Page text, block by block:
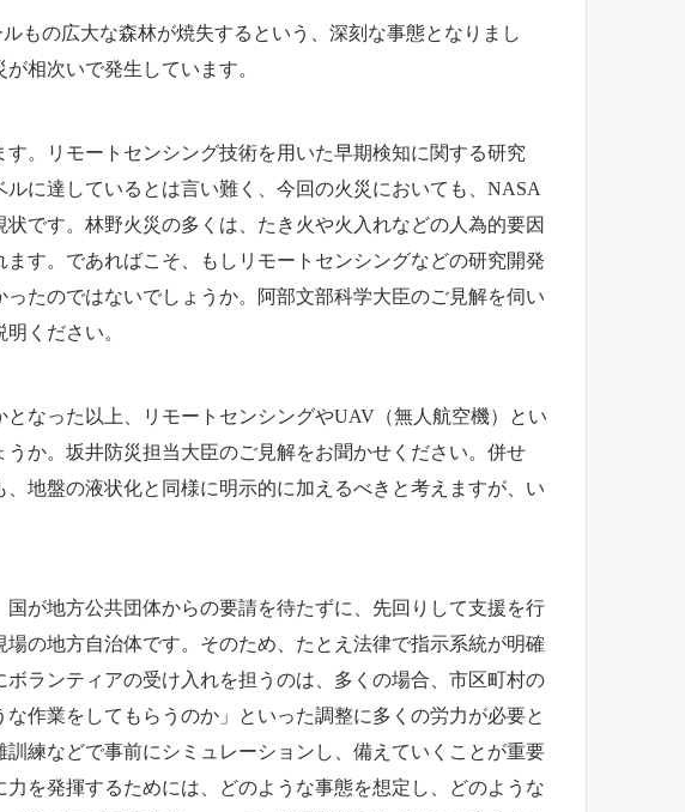
もの広大な森林が焼失するという、深刻な事態となりまし
相次いで発生しています。
。リモートセンシング技術を用いた早期検知に関する研究
に達しているとは言い難く、今回の火災においても、NASA
です。林野火災の多くは、たき火や火入れなどの人為的要因
す。であればこそ、もしリモートセンシングなどの研究開発
たのではないでしょうか。阿部文部科学大臣のご見解を伺い
ください。
なった以上、リモートセンシングやUAV（無人航空機）とい
か。坂井防災担当大臣のご見解をお聞かせください。併せ
地盤の液状化と同様に明示的に加えるべきと考えますが、い
が地方公共団体からの要請を待たずに、先回りして支援を行
の地方自治体です。そのため、たとえ法律で指示系統が明確
ランティアの受け入れを担うのは、多くの場合、市区町村の
作業をしてもらうのか」といった調整に多くの労力が必要と
練などで事前にシミュレーションし、備えていくことが重要
を発揮するためには、どのような事態を想定し、どのような